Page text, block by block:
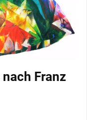
Franz